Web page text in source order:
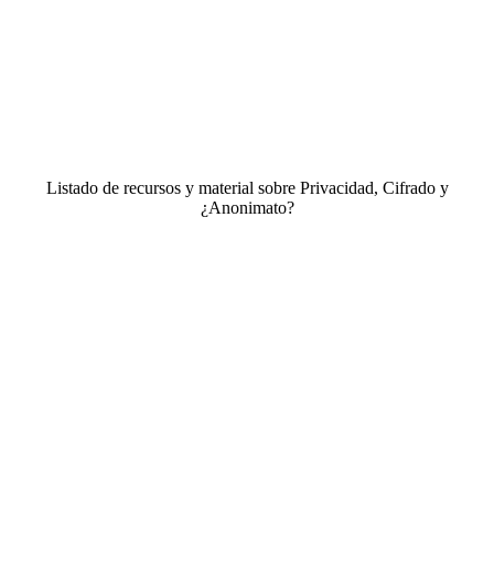
Listado de recursos y material sobre Privacidad, Cifrado y
¿Anonimato?